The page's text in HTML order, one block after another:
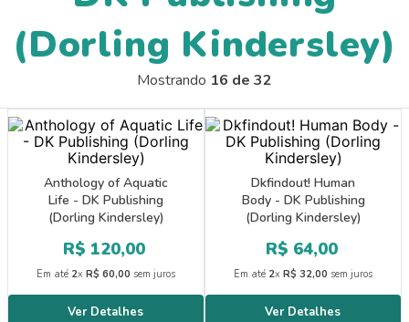
(Dorling Kindersley)
Mostrando 16 de 32
Anthology of Aquatic
Life - DK Publishing
(Dorling Kindersley)
R$ 120,00
Em até 2x R$ 60,00 sem juros
Dkfindout! Human
Body - DK Publishing
(Dorling Kindersley)
R$ 64,00
Em até 2x R$ 32,00 sem juros
10
pasta catálogo